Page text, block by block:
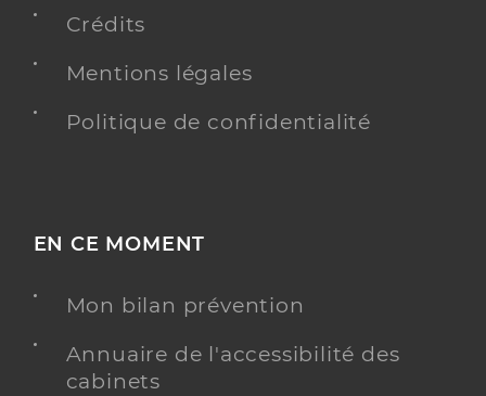
Crédits
Mentions légales
Politique de confidentialité
EN CE MOMENT
Mon bilan prévention
Annuaire de l'accessibilité des
cabinets